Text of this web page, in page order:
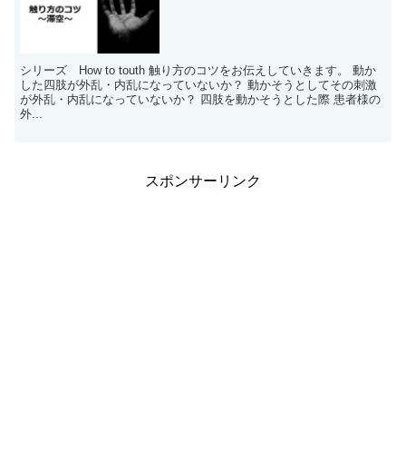
シリーズ How to touth 触り方のコツをお伝えしていきます。 動か
した四肢が外乱・内乱になっていないか？ 動かそうとしてその刺激
が外乱・内乱になっていないか？ 四肢を動かそうとした際 患者様の
外...
スポンサーリンク